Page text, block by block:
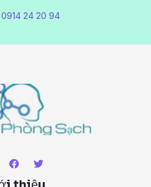
0914 24 20 94